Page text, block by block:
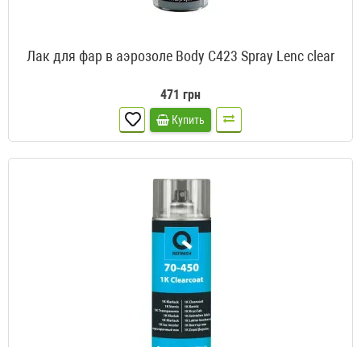
Лак для фар в аэрозоле Body C423 Spray Lenc clear
471 грн
Купить